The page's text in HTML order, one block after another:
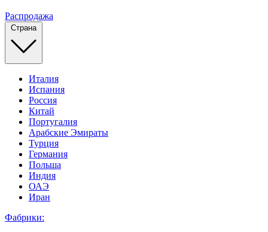
Распродажа
Страна
Италия
Испания
Россия
Китай
Португалия
Арабские Эмираты
Турция
Германия
Польша
Индия
ОАЭ
Иран
Фабрики: